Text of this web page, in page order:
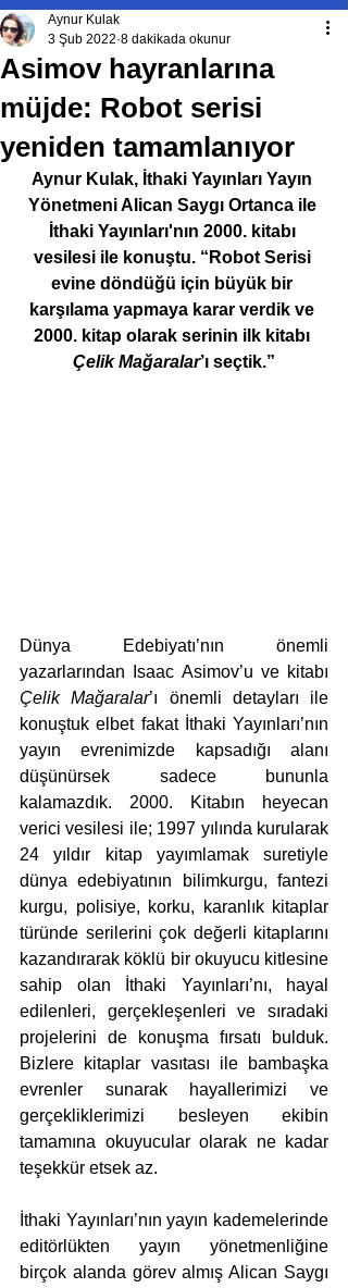
Asimov hayranlarına
müjde: Robot serisi
yeniden tamamlanıyor
Aynur Kulak
3 Şub 2022 8 dakikada okunur
Aynur Kulak, İthaki Yayınları Yayın
Yönetmeni Alican Saygı Ortanca ile
İthaki Yayınları'nın 2000. kitabı
vesilesi ile konuştu. “Robot Serisi
evine döndüğü için büyük bir
karşılama yapmaya karar verdik ve
2000. kitap olarak serinin ilk kitabı
Çelik Mağaralar’ı seçtik.”
Dünya Edebiyatı’nın önemli
Çelik Mağaralar’ı önemli detayları ile
konuştuk elbet fakat İthaki Yayınları’nın
yayın evrenimizde kapsadığı alanı
düşünürsek sadece bununla
kalamazdık. 2000. Kitabın heyecan
verici vesilesi ile; 1997 yılında kurularak
24 yıldır kitap yayımlamak suretiyle
dünya edebiyatının bilimkurgu, fantezi
kurgu, polisiye, korku, karanlık kitaplar
türünde serilerini çok değerli kitaplarını
kazandırarak köklü bir okuyucu kitlesine
sahip olan İthaki Yayınları’nı, hayal
edilenleri, gerçekleşenleri ve sıradaki
projelerini de konuşma fırsatı bulduk.
Bizlere kitaplar vasıtası ile bambaşka
evrenler sunarak hayallerimizi ve
gerçekliklerimizi besleyen ekibin
tamamına okuyucular olarak ne kadar
teşekkür etsek az.
İthaki Yayınları’nın yayın kademelerinde
editörlükten yayın yönetmenliğine
birçok alanda görev almış Alican Saygı